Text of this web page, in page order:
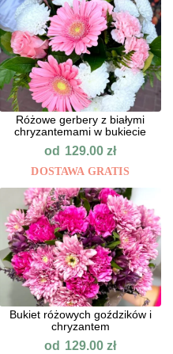
Różowe gerbery z białymi
chryzantemami w bukiecie
od 129.00zł
DOSTAWA GRATIS
Bukiet różowych goździków i
chryzantem
od 129.00zł